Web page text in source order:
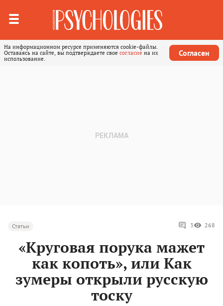
На информационном ресурсе применяются cookie-файлы.
Оставаясь на сайте, вы подтверждаете свое согласие на их
использование.
Согласен
Статьи 3 268
«Круговая порука мажет
как копоть», или Как
зумеры открыли русскую
тоску